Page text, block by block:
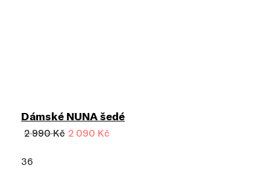
Dámské NUNA šedé
2 990 Kč 2 090 Kč
36